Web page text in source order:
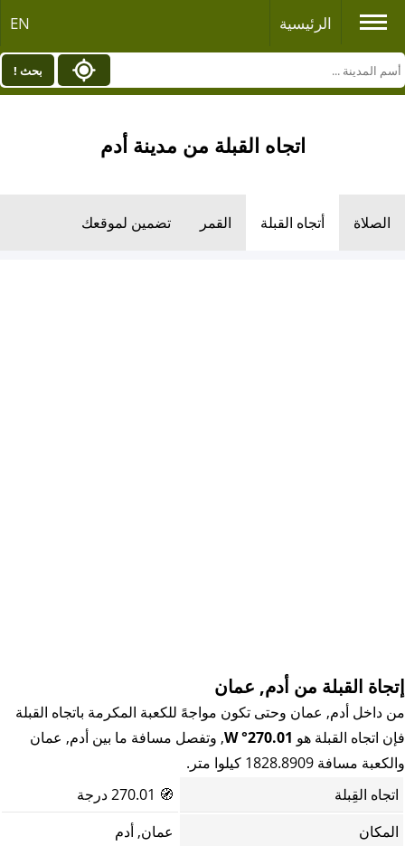
الرئيسية EN
بحث !
اتجاه القبلة من مدينة أدم
الصلاة أتجاه القبلة القمر تضمين لموقعك
إتجاة القبلة من أدم, عمان
من داخل أدم, عمان وحتى تكون مواجهً للكعبة المكرمة باتجاه القبلة
فإن اتجاه القبلة هو 270.01° W
, وتفصل مسافة ما بين أدم, عمان
والكعبة مسافة 1828.8909 كيلوا متر.
اتجاه القِبلة
🧭
المكان
عمان, أدم